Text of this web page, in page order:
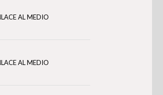
AL MEDIO
AL MEDIO